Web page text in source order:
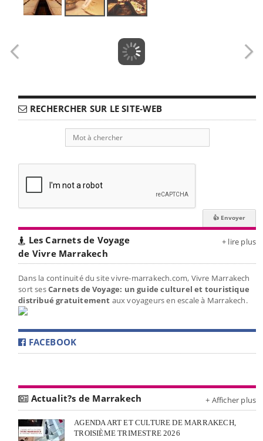
RECHERCHER SUR LE SITE-WEB
Les Carnets de Voyage
de Vivre Marrakech
+ lire plus
Dans la continuité du site vivre-marrakech.com, Vivre Marrakech
sort sesCarnets de Voyage: un guide culturel et touristique
distribué gratuitement aux voyageurs en escale à Marrakech.
FACEBOOK
Actualit?s de Marrakech + Afficher plus
AGENDA ART ET CULTURE DE MARRAKECH,
TROISIÈME TRIMESTRE 2026